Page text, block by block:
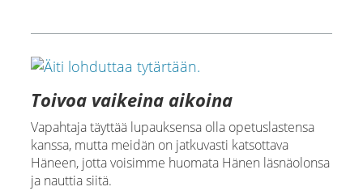
Toivoa vaikeina aikoina
Vapahtaja täyttää lupauksensa olla opetuslastensa
kanssa, mutta meidän on jatkuvasti katsottava
Häneen, jotta voisimme huomata Hänen läsnäolonsa
ja nauttia siitä.